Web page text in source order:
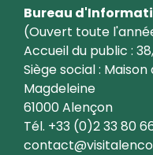
Bureau
(Ouvert toute
Accueil du public :
Siège social :
Magdeleine
61000 Alençon
Tél. +33 (0)2 33 80